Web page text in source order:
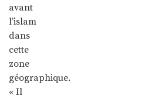
avant
l’islam
dans
cette
zone
géographique.
« Il